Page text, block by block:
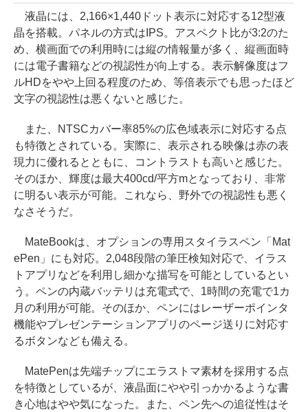
液晶には、2,166×1,440ドット表示に対応する12型液
晶を搭載。パネルの方式はIPS。アスペクト比が3:2のた
め、横画面での利用時には縦の情報量が多く、縦画面時
には電子書籍などの視認性が向上する。表示解像度はフ
ルHDをやや上回る程度のため、等倍表示でも思ったほど
文字の視認性は悪くないと感じた。
また、NTSCカバー率85%の広色域表示に対応する点
も特徴とされている。実際に、表示される映像は赤の表
現力に優れるとともに、コントラストも高いと感じた。
そのほか、輝度は最大400cd/平方mとなっており、非常
に明るい表示が可能。これなら、野外での視認性も悪く
なさそうだ。
MateBookは、オプションの専用スタイラスペン「Mat
ePen」にも対応。2,048段階の筆圧検知対応で、イラス
トアプリなどを利用し細かな描写を可能としているとい
う。ペンの内蔵バッテリは充電式で、1時間の充電で1カ
月の利用が可能。そのほか、ペンにはレーザーポインタ
機能やプレゼンテーションアプリのページ送りに対応す
るボタンなども備える。
MatePenは先端チップにエラストマ素材を採用する点
を特徴としているが、液晶面にやや引っかかるような書
き心地はやや気になった。また、ペン先への追従性はそ